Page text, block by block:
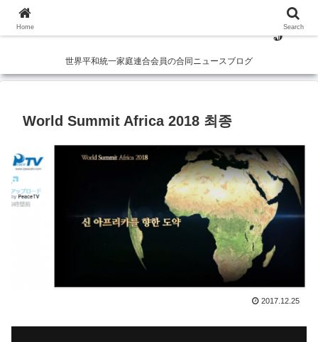
世界平和統一家庭連合会員の合同ニュースブログ
World Summit Africa 2018 최종
2017.12.25
Home Search